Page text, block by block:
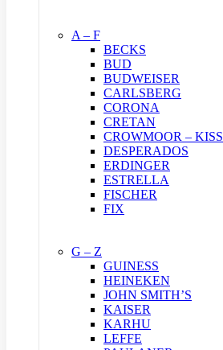
A – F
BECKS
BUD
BUDWEISER
CARLSBERG
CORONA
CRETAN
CROWMOOR – KISS
DESPERADOS
ERDINGER
ESTRELLA
FISCHER
FIX
G – Z
GUINESS
HEINEKEN
JOHN SMITH’S
KAISER
KARHU
LEFFE